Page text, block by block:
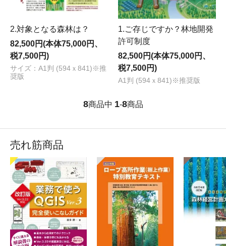
2.対象となる森林は？
82,500円(本体75,000円、
税7,500円)
サイズ：A1判 (594ｘ841)※推
奨版
1.ご存じですか？林地開発
許可制度
82,500円(本体75,000円、
税7,500円)
A1判 (594ｘ841)※推奨版
8商品中 1-8商品
売れ筋商品